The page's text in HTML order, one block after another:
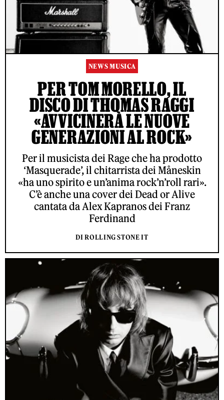
NEWS MUSICA
PER TOM MORELLO, IL
DISCO DI THOMAS RAGGI
«AVVICINERÀ LE NUOVE
GENERAZIONI AL ROCK»
Per il musicista dei Rage che ha prodotto
‘Masquerade’, il chitarrista dei Måneskin
«ha uno spirito e un’anima rock’n’roll rari».
C’è anche una cover dei Dead or Alive
cantata da Alex Kapranos dei Franz
Ferdinand
DI ROLLING STONE IT